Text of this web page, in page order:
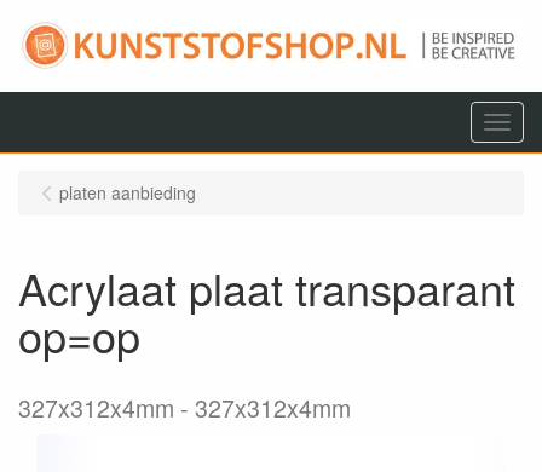
Menu
platen aanbieding
Acrylaat plaat transparant
op=op
327x312x4mm 327x312x4mm